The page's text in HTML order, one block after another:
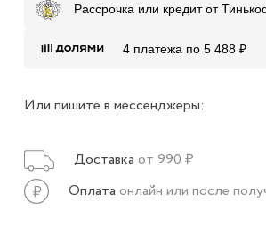
Рассрочка или кредит от
4 платежа по 5 488 ₽
Или пишите в мессенджеры:
Доставка от 990 ₽
Оплата онлайн или после